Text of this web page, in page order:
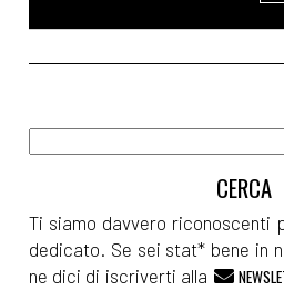
Ti siamo davvero riconoscenti
dedicato. Se sei stat* bene in
ne dici di iscriverti alla